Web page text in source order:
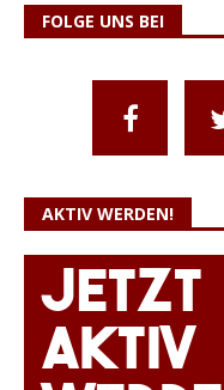
FOLGE UNS BEI
AKTIV WERDEN!